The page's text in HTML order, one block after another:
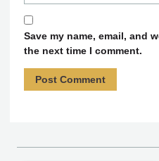
Save my name, email, and
the next time I comment.